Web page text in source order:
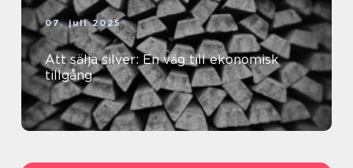
07. juli 2025
Att sälja silver: En väg till ekonomisk
tillgång